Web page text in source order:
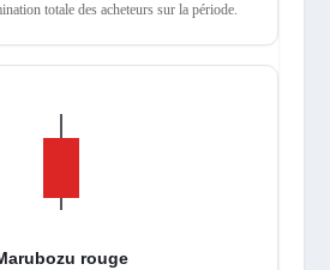
totale des acheteurs sur la période.
rouge